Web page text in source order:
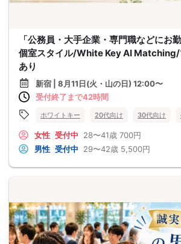
「公務員・大手企業・専門職などにお
個室スタイル/White Key AI Matching/
あり
新宿 | 8月11日(火・山の日) 12:00〜
受付終了まで42時間
ホワイトキー 20代向け 30代向け
女性 受付中 28〜41歳 700円
男性 受付中 29〜42歳 5,500円